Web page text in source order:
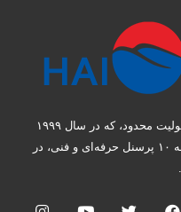
شرکت ساینده‌های ژنگژو هایشو، با مسئولیت محدود، که در سال ۱۹۹۹
تأسیس شد، با بیش از ۸۰ کارمند از جمله ۱۰ پرسنل حرفه‌ای و فنی، در